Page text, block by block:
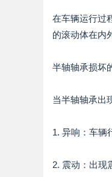
在车辆运行过
的滚动体在内
半轴轴承损坏
当半轴轴承出
1. 异响：车辆
2. 震动：出现